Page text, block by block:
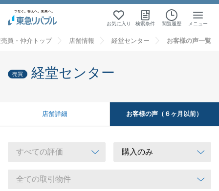
お気に入り 検索条件 閲覧履歴 メニュー
買・仲介トップ 店舗情報 経堂センター お客様の声一覧
売買 経堂センター
店舗詳細 お客様の声（６ヶ月以前）